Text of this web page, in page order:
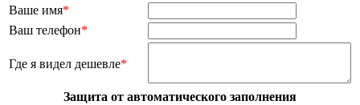
Ваше имя*
Ваш телефон*
Где я видел дешевле*
Защита от автоматического заполнения